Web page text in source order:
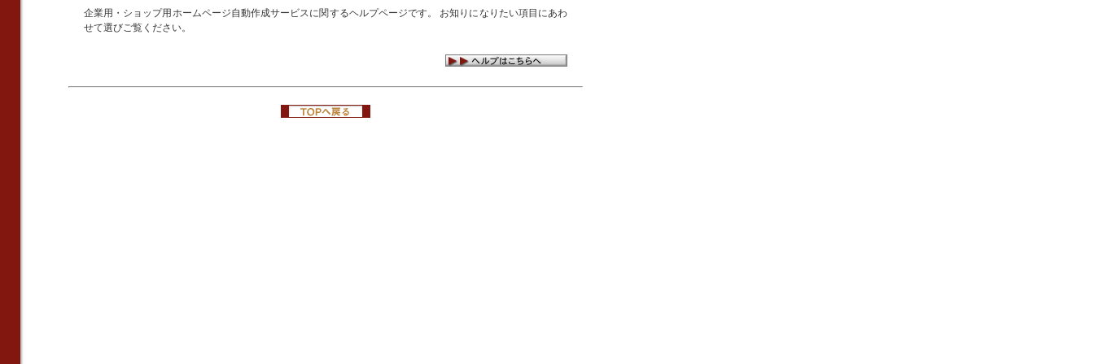
企業用・ショップ用ホームページ自動作成サービスに関するヘルプページです。 お知りになりたい項目にあわ
せて選びご覧ください。